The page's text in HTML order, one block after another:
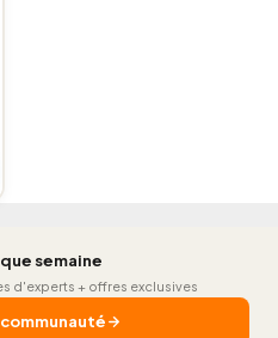
semaine
d'experts + offres exclusives